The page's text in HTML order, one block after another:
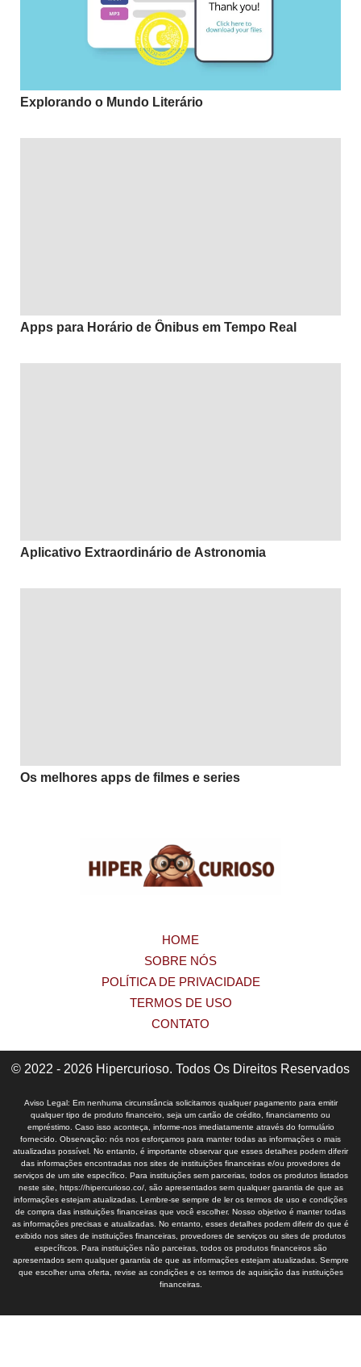
Explorando o Mundo Literário
Apps para Horário de Ônibus em Tempo Real
Aplicativo Extraordinário de Astronomia
Os melhores apps de filmes e series
HOME
SOBRE NÓS
POLÍTICA DE PRIVACIDADE
TERMOS DE USO
CONTATO
© 2022 - 2026 Hipercurioso. Todos Os Direitos Reservados
Aviso Legal: Em nenhuma circunstância solicitamos qualquer pagamento para emitir
qualquer tipo de produto financeiro, seja um cartão de crédito, financiamento ou
empréstimo. Caso isso aconteça, informe-nos imediatamente através do formulário
fornecido. Observação: nós nos esforçamos para manter todas as informações o mais
atualizadas possível. No entanto, é importante observar que esses detalhes podem diferir
das informações encontradas nos sites de instituições financeiras e/ou provedores de
serviços de um site específico. Para instituições sem parcerias, todos os produtos listados
neste site, https://hipercurioso.co/, são apresentados sem qualquer garantia de que as
informações estejam atualizadas. Lembre-se sempre de ler os termos de uso e condições
de compra das instituições financeiras que você escolher. Nosso objetivo é manter todas
as informações precisas e atualizadas. No entanto, esses detalhes podem diferir do que é
exibido nos sites de instituições financeiras, provedores de serviços ou sites de produtos
específicos. Para instituições não parceiras, todos os produtos financeiros são
apresentados sem qualquer garantia de que as informações estejam atualizadas. Sempre
que escolher uma oferta, revise as condições e os termos de aquisição das instituições
financeiras.